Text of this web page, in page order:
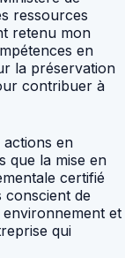
ressources
retenu mon
en
la préservation
contribuer à
actions en
que la mise en
certifié
conscient de
et
qui